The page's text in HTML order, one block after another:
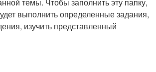
выполнить определенные задания,
изучить представленный